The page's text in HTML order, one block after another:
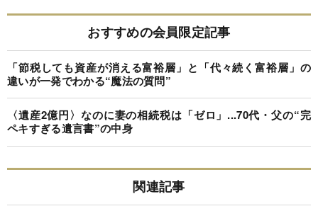
おすすめの会員限定記事
「節税しても資産が消える富裕層」と「代々続く富裕層」の
違いが一発でわかる“魔法の質問”
〈遺産2億円〉なのに妻の相続税は「ゼロ」...70代・父の“完
ペキすぎる遺言書”の中身
関連記事